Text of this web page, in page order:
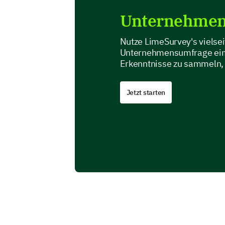
Nutze LimeSurvey's
Unternehmensumfrage
Erkenntnisse zu
Jetzt starten